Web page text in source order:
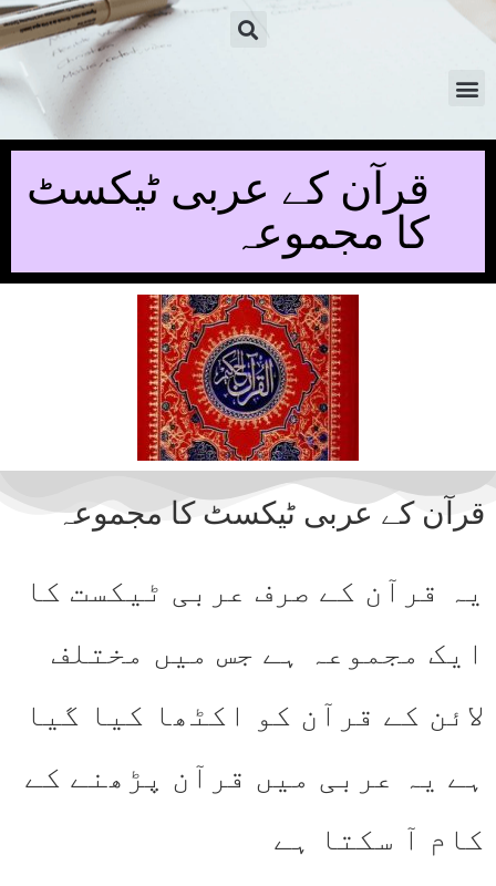
قرآن کے عربی ٹیکسٹ
کا مجموعہ
قرآن کے عربی ٹیکسٹ کا مجموعہ
یہ قرآن کے صرف عربی ٹیکست کا
ایک مجموعہ ہے جس میں مختلف
لائن کے قرآن کو اکٹھا کیا گیا
ہے یہ عربی میں قرآن پڑھنے کے
کام آ سکتا ہے